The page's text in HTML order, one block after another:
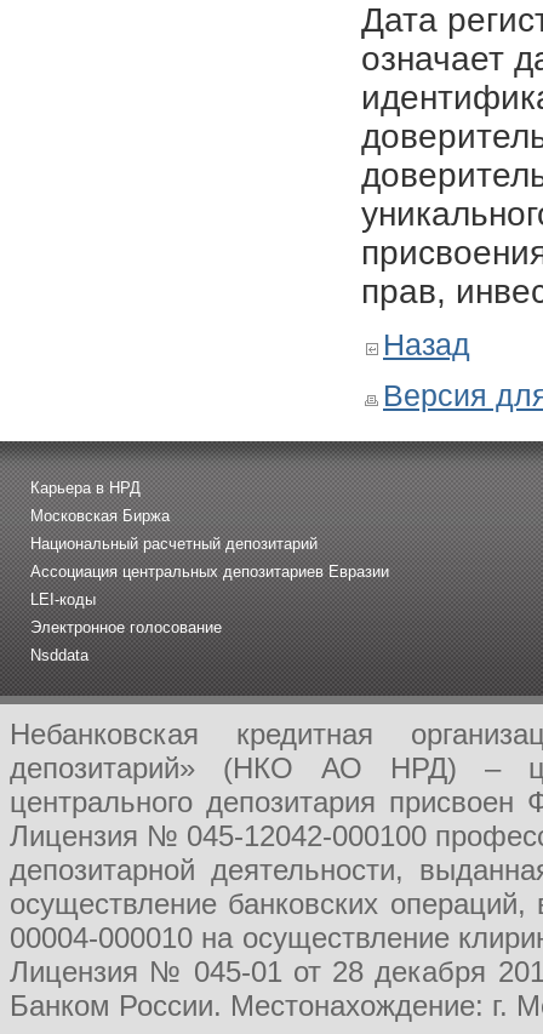
Дата
означает
прав,
Назад
Версия
Карьера в НРД
Московская Биржа
Национальный расчетный депозитарий
Ассоциация центральных депозитариев Евразии
LEI-коды
Электронное голосование
Nsddata
Небанковская кредитная
депозитарий» (НКО АО НРД) –
центрального депозитария
Лицензия № 045-12042-000100
депозитарной деятельности,
осуществление банковских
00004-000010 на осуществление
Лицензия № 045-01 от 28 декабря
Банком России. Местонахождение: г.